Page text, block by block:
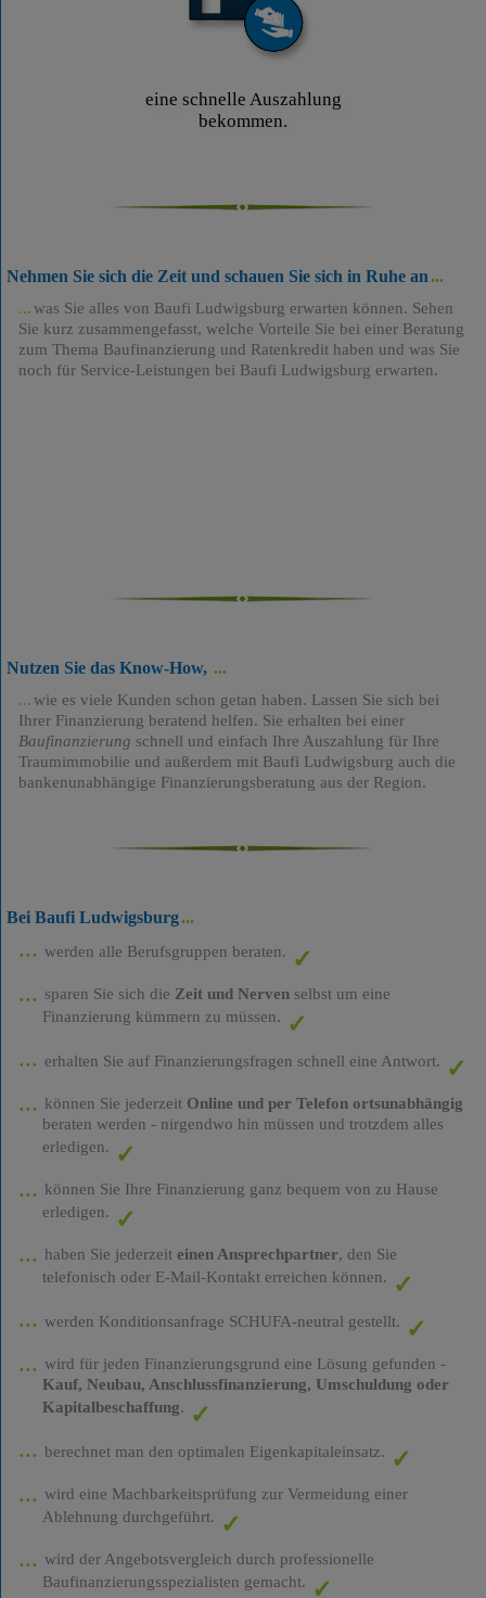
eine schnelle Auszahlung
bekommen.
Nehmen Sie sich die Zeit und schauen Sie sich in Ruhe an
was Sie alles von Baufi Ludwigsburg erwarten können. Sehen
Sie kurz zusammengefasst, welche Vorteile Sie bei einer Beratung
zum Thema Baufinanzierung und Ratenkredit haben und was Sie
noch für Service-Leistungen bei Baufi Ludwigsburg erwarten.
Nutzen Sie das Know-How,
wie es viele Kunden schon getan haben. Lassen Sie sich bei
Ihrer Finanzierung beratend helfen. Sie erhalten bei einer
Baufinanzierung schnell und einfach Ihre Auszahlung für Ihre
Traumimmobilie und außerdem mit Baufi Ludwigsburg auch die
bankenunabhängige Finanzierungsberatung aus der Region.
Bei Baufi Ludwigsburg
werden alle Berufsgruppen beraten.
sparen Sie sich die Zeit und Nervenselbst um eine
Finanzierung kümmern zu müssen.
erhalten Sie auf Finanzierungsfragen schnell eine Antwort.
können Sie jederzeit Online und per Telefon ortsunabhängig
beraten werden - nirgendwo hin müssen und trotzdem alles
erledigen.
können Sie Ihre Finanzierung ganz bequem von zu Hause
erledigen.
haben Sie jederzeit einen Ansprechpartner, den Sie
telefonisch oder E-Mail-Kontakt erreichen können.
werden Konditionsanfrage SCHUFA-neutral gestellt.
wird für jeden Finanzierungsgrund eine Lösung gefunden -
Kauf, Neubau, Anschlussfinanzierung, Umschuldung oder
Kapitalbeschaffung.
berechnet man den optimalen Eigenkapitaleinsatz.
wird eine Machbarkeitsprüfung zur Vermeidung einer
Ablehnung durchgeführt.
wird der Angebotsvergleich durch professionelle
Baufinanzierungsspezialisten gemacht.